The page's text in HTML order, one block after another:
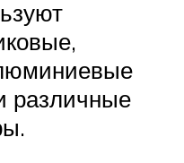
различные